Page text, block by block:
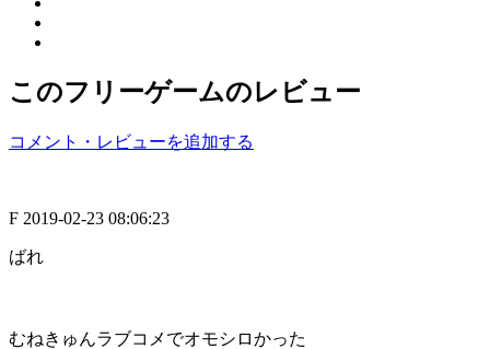
このフリーゲームのレビュー
コメント・レビューを追加する
F 2019-02-23 08:06:23
ばれ
むねきゅんラブコメでオモシロかった